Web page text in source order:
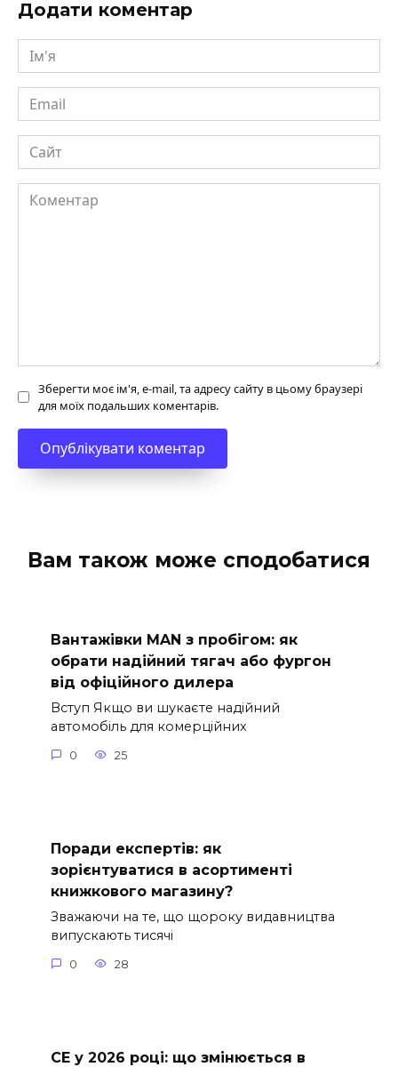
Додати коментар
Ім'я
Email
Сайт
Коментар
Зберегти моє ім'я, e-mail, та адресу сайту в цьому браузері
для моїх подальших коментарів.
Вам також може сподобатися
Вантажівки MAN з пробігом: як
обрати надійний тягач або фургон
від офіційного дилера
Вступ Якщо ви шукаєте надійний
автомобіль для комерційних
0 25
Поради експертів: як
зорієнтуватися в асортименті
книжкового магазину?
Зважаючи на те, що щороку видавництва
випускають тисячі
0 28
СE у 2026 році: що змінюється в